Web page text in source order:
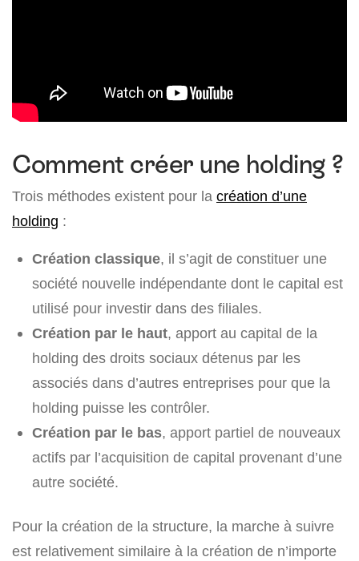
Comment créer une holding ?
Trois méthodes existent pour la création d’une
holding :
Création classique, il s’agit de constituer une
société nouvelle indépendante dont le capital est
utilisé pour investir dans des filiales.
Création par le haut, apport au capital de la
holding des droits sociaux détenus par les
associés dans d’autres entreprises pour que la
holding puisse les contrôler.
Création par le bas, apport partiel de nouveaux
actifs par l’acquisition de capital provenant d’une
autre société.
Pour la création de la structure, la marche à suivre
est relativement similaire à la création de n’importe